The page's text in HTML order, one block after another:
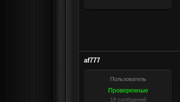
af777
Пользователь
Проверенные
18 сообщений